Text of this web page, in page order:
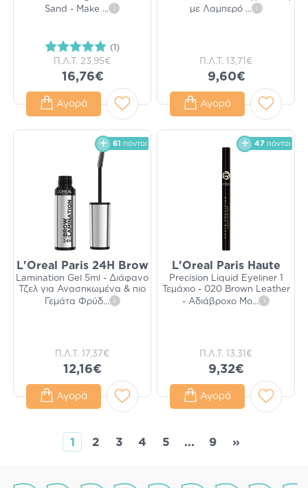
Sand - Make ... i
(1)
Π.Λ.Τ. 23,95€
16,76€
Αγορά
με Λαμπερό ... i
Π.Λ.Τ. 13,71€
9,60€
Αγορά
61 πόντοι
L'Oreal Paris 24H Brow
Lamination Gel 5ml - Διάφανο
Τζελ για Ανασηκωμένα & πιο
Γεμάτα Φρύδ... i
Π.Λ.Τ. 17,37€
12,16€
Αγορά
47 πόντοι
L'Oreal Paris Haute
Precision Liquid Eyeliner 1
Τεμάχιο - 020 Brown Leather
- Αδιάβροχο Μο... i
Π.Λ.Τ. 13,31€
9,32€
Αγορά
1 2 3 4 5 ... 9 »